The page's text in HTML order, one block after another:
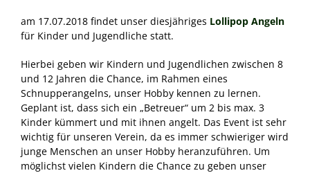
Große Fänge
Vereinsheim / Öffnungszeiten / Preisliste
Geschichte ASV Emsdetten e. V.
Besatzgemeinschaft Ems
Jugendgruppe
Seniorengruppe
Makrelenfahrt
Downloads
Vorstand
am 17.07.2018 findet unser diesjähriges Lollipop Angeln
für Kinder und Jugendliche statt.
Hierbei geben wir Kindern und Jugendlichen zwischen 8
und 12 Jahren die Chance, im Rahmen eines
Schnupperangelns, unser Hobby kennen zu lernen.
Geplant ist, dass sich ein „Betreuer“ um 2 bis max. 3
Kinder kümmert und mit ihnen angelt. Das Event ist sehr
wichtig für unseren Verein, da es immer schwieriger wird
junge Menschen an unser Hobby heranzuführen. Um
möglichst vielen Kindern die Chance zu geben unser